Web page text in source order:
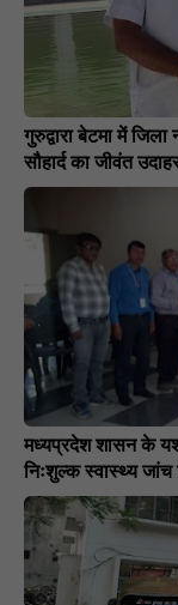
गुरुद्वारा बेटमा में जिला
सौहार्द का जीवंत
मध्यप्रदेश शासन के यशस्वी मुख्यमंत्री के
निःशुल्क स्वास्थ्य